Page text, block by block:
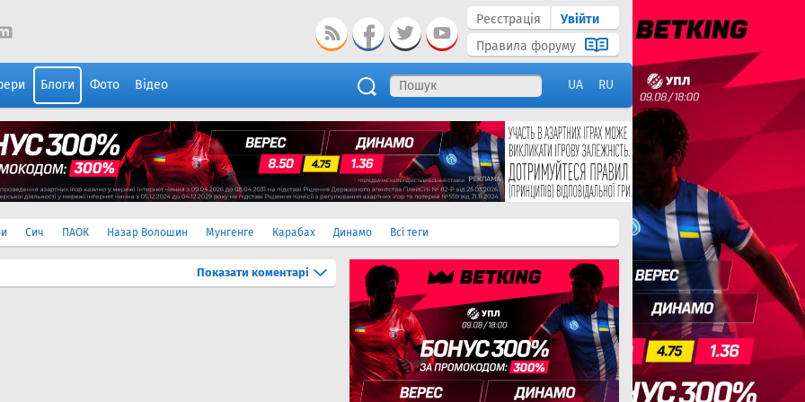
Реєстрація
Увійти
Правила форуму
Блоги Фото Відео UA RU
Сич ПАОК Назар Волошин Мунгенге Карабах Динамо Всі теги
Показати коментарі